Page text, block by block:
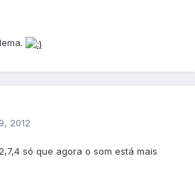
2012
só que agora o som está mais